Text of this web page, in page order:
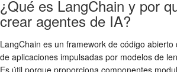
¿Qué es LangChain y por
crear agentes de IA?
LangChain es un framework de código abierto
de aplicaciones impulsadas por modelos de
Es útil porque proporciona componentes